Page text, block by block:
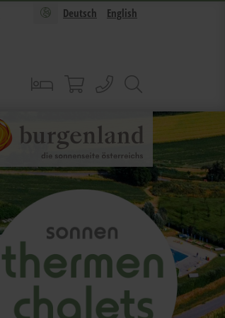
Deutsch English
foglalásSonnentherme shop
hívás